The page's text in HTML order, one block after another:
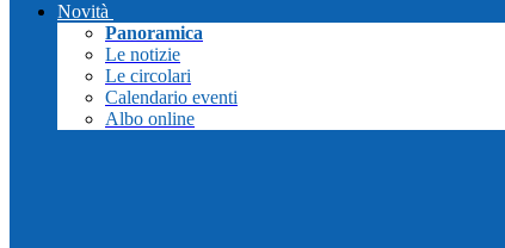
Novità
Panoramica
Le notizie
Le circolari
Calendario eventi
Albo online